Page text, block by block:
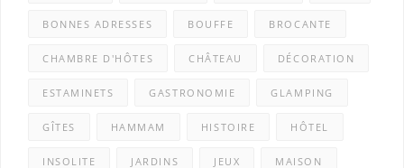
BONNES ADRESSES BOUFFE BROCANTE
CHAMBRE D'HÔTES CHÂTEAU DÉCORATION
ESTAMINETS GASTRONOMIE GLAMPING
GÎTES HAMMAM HISTOIRE HÔTEL
INSOLITE JARDINS JEUX MAISON